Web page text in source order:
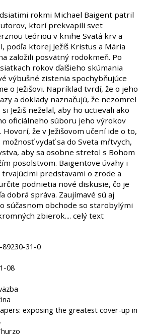
rokmi Michael Baigent patril
ktorí prekvapili svet
teóriou v knihe Svätá krv a
podľa ktorej Ježiš Kristus a Mária
založili posvätný rodokmeň. Po
rokov ďalšieho skúmania
výbušné zistenia spochybňujúce
o Ježišovi. Napríklad tvrdí, že o jeho
a doklady naznačujú, že nezomrel
Ježiš neželal, aby ho uctievali ako
oficiálneho súboru jeho výrokov
že v Ježišovom učení ide o to,
vydať sa do Sveta mŕtvych,
aby sa osobne stretol s Bohom
posolstvom. Baigentove úvahy i
predstavami o zrode a
podnietia nové diskusie, čo je
dobrá správa. Zaujímavé sú aj
súčasnom obchode so starobylými
zbierok.... celý text
89230-31-0
08
exposing the greatest cover-up in